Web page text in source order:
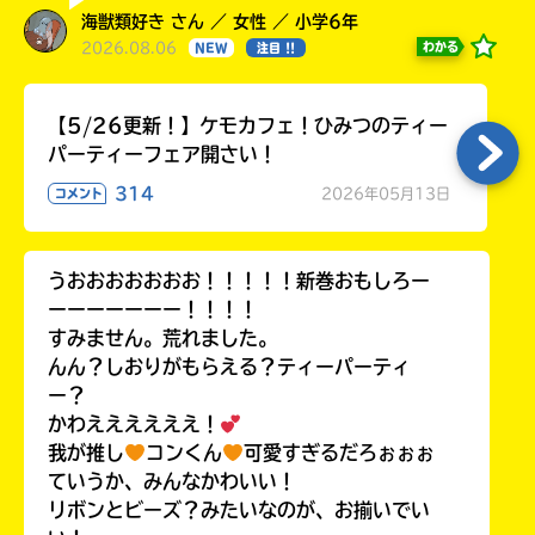
海獣類好き さん ／ 女性 ／ 小学6年
2026.08.06 NEW 注目 !! わかる
【5/26更新！】ケモカフェ！ひみつのティー
パーティーフェア開さい！
コメント 314 2026年05月13日
うおおおおおおお！！！！！新巻おもしろー
ーーーーーーー！！！！
すみません。荒れました。
んん？しおりがもらえる？ティーパーティ
ー？
かわええええええ！
我が推し
コンくん
可愛すぎるだろぉぉぉ
ていうか、みんなかわいい！
リボンとビーズ？みたいなのが、お揃いでい